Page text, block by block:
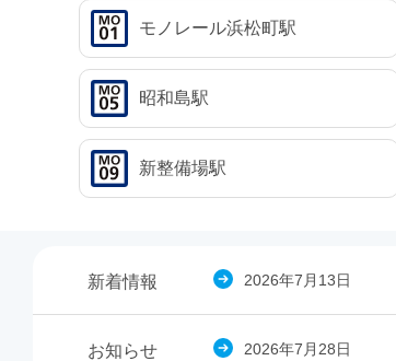
モノレール浜松町駅
昭和島駅
新整備場駅
新着情報 2026年7月13日
お知らせ 2026年7月28日